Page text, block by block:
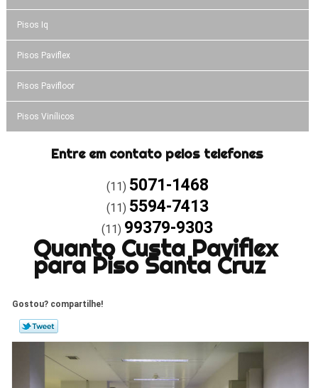
Pisos Iq
Pisos Paviflex
Pisos Pavifloor
Pisos Vinílicos
Entre em contato pelos telefones
(11) 5071-1468
(11) 5594-7413
(11) 99379-9303
Quanto Custa Paviflex
para Piso Santa Cruz
Gostou? compartilhe!